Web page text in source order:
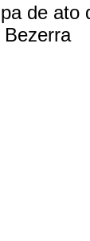
de
Bezerra